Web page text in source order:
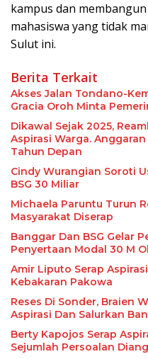
kampus dan
mahasiswa yang tidak
Sulut ini.
Berita Terkait
Akses Jalan Tondano-
Gracia Oroh Minta
Dikawal Sejak 2025,
Aspirasi Warga.
Tahun Depan
Cindy Wurangian Soroti
BSG 30 Miliar
Michaela Paruntu Turun
Masyarakat Diserap
Banggar Dan BSG Gelar
Penyertaan Modal 30 M
Amir Liputo Serap
Kebakaran Pakowa
Reses Di Sonder, Braien
Aspirasi Dan Salurkan
Berty Kapojos Serap
Sejumlah Persoalan